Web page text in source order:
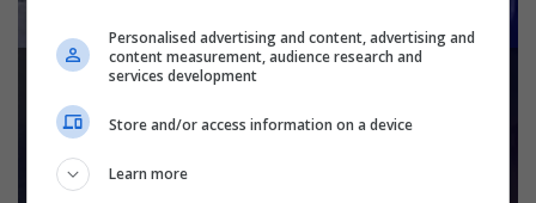
E dhimbshme, 38-vjeçari nga Kosova
humb jetën në një aksident me
Personalised advertising and content, advertising and
content measurement, audience research and
services development
Store and/or access information on a device
Learn more